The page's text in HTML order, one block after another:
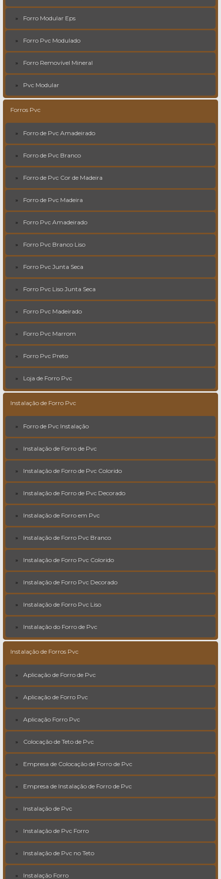
Forro Modular Eps
Forro Pvc Modulado
Forro Removível Mineral
Pvc Modular
Forros Pvc
Forro de Pvc Amadeirado
Forro de Pvc Branco
Forro de Pvc Cor de Madeira
Forro de Pvc Madeira
Forro Pvc Amadeirado
Forro Pvc Branco Liso
Forro Pvc Junta Seca
Forro Pvc Liso Junta Seca
Forro Pvc Madeirado
Forro Pvc Marrom
Forro Pvc Preto
Loja de Forro Pvc
Instalação de Forro Pvc
Forro de Pvc Instalação
Instalação de Forro de Pvc
Instalação de Forro de Pvc Colorido
Instalação de Forro de Pvc Decorado
Instalação de Forro em Pvc
Instalação de Forro Pvc Branco
Instalação de Forro Pvc Colorido
Instalação de Forro Pvc Decorado
Instalação de Forro Pvc Liso
Instalação do Forro de Pvc
Instalação de Forros Pvc
Aplicação de Forro de Pvc
Aplicação de Forro Pvc
Aplicação Forro Pvc
Colocação de Teto de Pvc
Empresa de Colocação de Forro de Pvc
Empresa de Instalação de Forro de Pvc
Instalação de Pvc
Instalação de Pvc Forro
Instalação de Pvc no Teto
Instalação Forro